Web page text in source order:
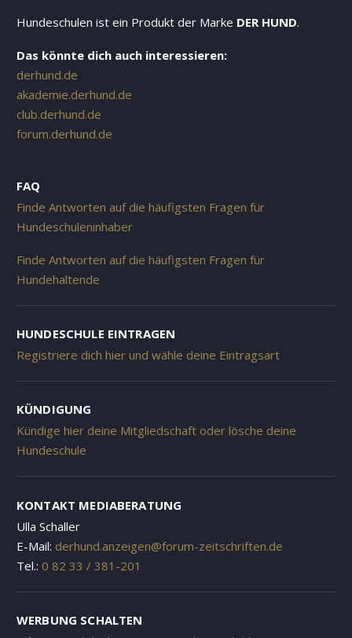
Hundeschulen ist ein Produkt der Marke DER HUND.
Das könnte dich auch interessieren:
derhund.de
akademie.derhund.de
club.derhund.de
forum.derhund.de
FAQ
Finde Antworten auf die häufigsten Fragen für
Hundeschuleninhaber
Finde Antworten auf die häufigsten Fragen für
Hundehaltende
HUNDESCHULE EINTRAGEN
Registriere dich hier und wähle deine Eintragsart
KÜNDIGUNG
Kündige hier deine Mitgliedschaft oder lösche deine
Hundeschule
KONTAKT MEDIABERATUNG
Ulla Schaller
E-Mail: derhund.anzeigen@forum-zeitschriften.de
Tel.: 0 82 33 / 381-201
WERBUNG SCHALTEN